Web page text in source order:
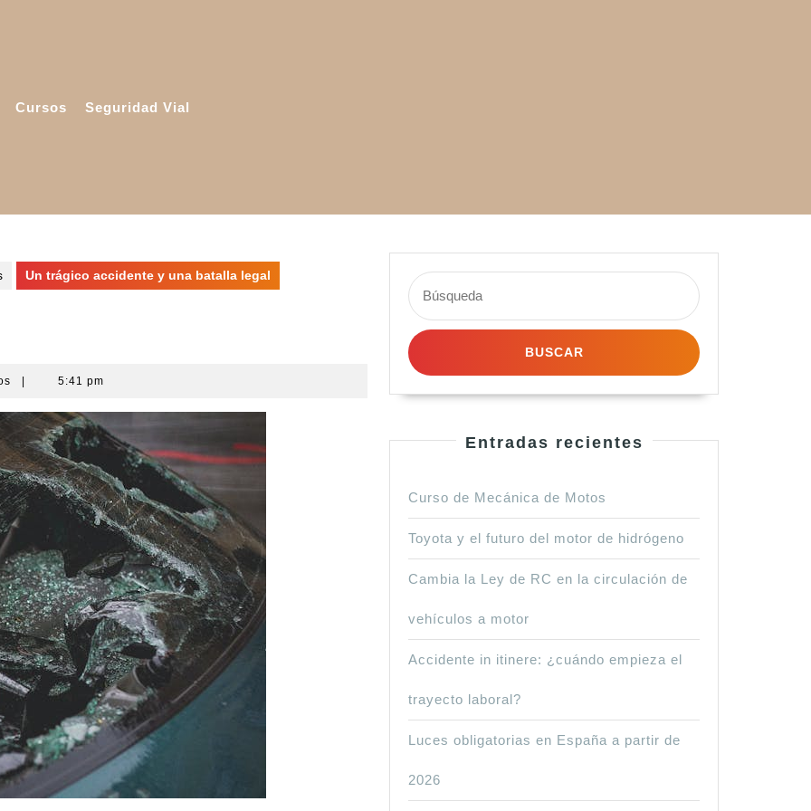
Cursos Seguridad Vial
Un trágico accidente y una batalla legal
5:41 pm
Buscar:
Entradas recientes
Curso de Mecánica de Motos
Toyota y el futuro del motor de hidrógeno
Cambia la Ley de RC en la circulación de
vehículos a motor
Accidente in itinere: ¿cuándo empieza el
trayecto laboral?
Luces obligatorias en España a partir de
2026